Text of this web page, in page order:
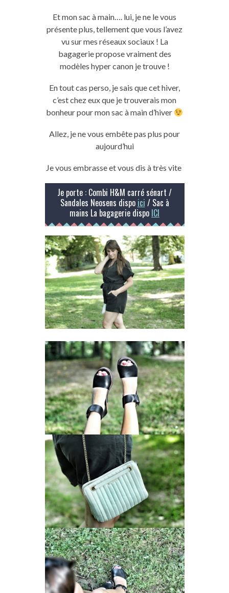
Et mon sac à main…. lui, je ne le vous
présente plus, tellement que vous l’avez
vu sur mes réseaux sociaux ! La
bagagerie propose vraiment des
modèles hyper canon je trouve !
En tout cas perso, je sais que cet hiver,
c’est chez eux que je trouverais mon
bonheur pour mon sac à main d’hiver
Allez, je ne vous embête pas plus pour
aujourd’hui
Je vous embrasse et vous dis à très vite
Je porte : Combi H&M carré sénart /
Sandales Neosens dispo ici / Sac à
mains La bagagerie dispo ICI